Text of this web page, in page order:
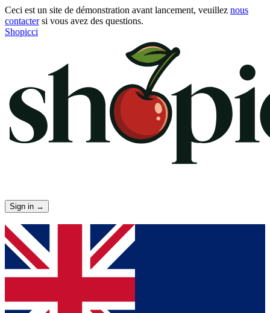
Ceci est un site de démonstration avant lancement, veuillez nous
contactersi vous avez des questions.
Shopicci
Sign in →